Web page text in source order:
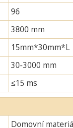
96
3800 mm
15mm*30mm*L
30-3000 mm
≤15 ms
Domovní